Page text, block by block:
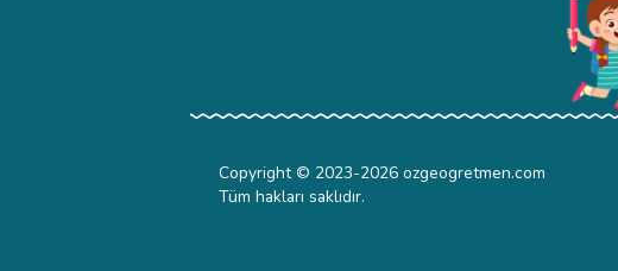
Copyright © 2023-2026 ozgeogretmen.com
Tüm hakları saklıdır.